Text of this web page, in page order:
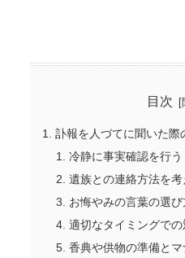
目次
訃報を人づてに聞いた際
冷静に事実確認を行う
遺族との連絡方法を考
お悔やみの言葉の選び
適切なタイミングで
香典や供物の準備とマ